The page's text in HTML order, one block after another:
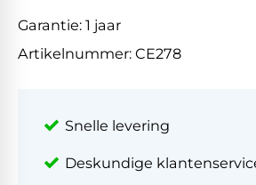
Garantie: 1 jaar
Artikelnummer: CE278
Snelle levering
Deskundige